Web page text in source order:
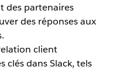
des partenaires
des réponses aux
client
clés dans Slack, tels